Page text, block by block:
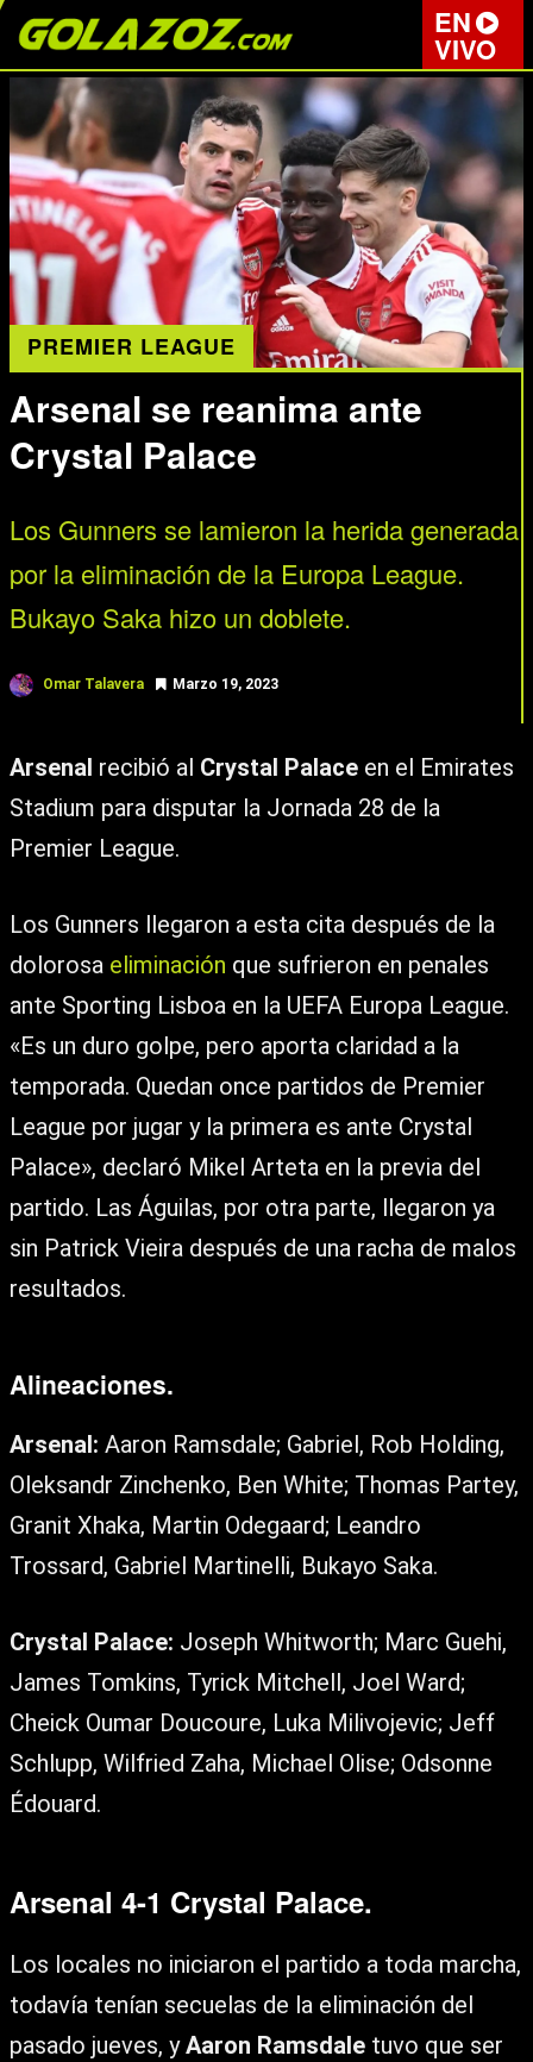
EN
VIVO
PREMIER LEAGUE
Arsenal se reanima ante
Crystal Palace
Los Gunners se lamieron la herida generada
por la eliminación de la Europa League.
Bukayo Saka hizo un doblete.
Omar Talavera Marzo 19, 2023
Arsenal recibió al Crystal Palace en el Emirates
Stadium para disputar la Jornada 28 de la
Premier League.
Los Gunners llegaron a esta cita después de la
dolorosa eliminación que sufrieron en penales
ante Sporting Lisboa en la UEFA Europa League.
«Es un duro golpe, pero aporta claridad a la
temporada. Quedan once partidos de Premier
League por jugar y la primera es ante Crystal
Palace», declaró Mikel Arteta en la previa del
partido. Las Águilas, por otra parte, llegaron ya
sin Patrick Vieira después de una racha de malos
resultados.
Alineaciones.
Arsenal: Aaron Ramsdale; Gabriel, Rob Holding,
Oleksandr Zinchenko, Ben White; Thomas Partey,
Granit Xhaka, Martin Odegaard; Leandro
Trossard, Gabriel Martinelli, Bukayo Saka.
Crystal Palace: Joseph Whitworth; Marc Guehi,
James Tomkins, Tyrick Mitchell, Joel Ward;
Cheick Oumar Doucoure, Luka Milivojevic; Jeff
Schlupp, Wilfried Zaha, Michael Olise; Odsonne
Édouard.
Arsenal 4-1 Crystal Palace.
Los locales no iniciaron el partido a toda marcha,
todavía tenían secuelas de la eliminación del
pasado jueves, yAaron Ramsdale tuvo que ser